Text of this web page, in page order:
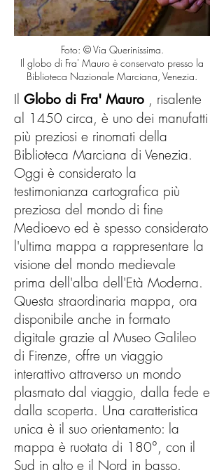
perduti. Il dibattito storiografico
rimane aperto.
Nel corso dei secoli, la storia del
viaggio di Querini è stata
tradotta e ripubblicata numerose
volte, attingendo sia ai
manoscritti originali che alla
versione di Ramusio. Tra le
traduzioni basate direttamente sui
manoscritti, troviamo l'edizione
francese moderna del 2005 di
Claire Judde de Larivière
(Naufragés, Anacharsis); un
adattamento italiano del 2007 di
Paolo Nelli (Il naufragio della
Querina, Nutrimenti Mare); la
trascrizione letterale italiana del
2019 di Angela Pluda (Infelice e
sventurata coca Querina, Ed.
Viella); e la prima traduzione
inglese di entrambe le versioni
Foto: © Via Querinissima.
Il globo di Fra' Mauro è conservato presso la
Biblioteca Nazionale Marciana, Venezia.
Il Globo di Fra' Mauro , risalente
al 1450 circa, è uno dei manufatti
più preziosi e rinomati della
Biblioteca Marciana di Venezia.
Oggi è considerato la
testimonianza cartografica più
preziosa del mondo di fine
Medioevo ed è spesso considerato
l'ultima mappa a rappresentare la
visione del mondo medievale
prima dell'alba dell'Età Moderna.
Questa straordinaria mappa, ora
disponibile anche in formato
digitale grazie al Museo Galileo
di Firenze, offre un viaggio
interattivo attraverso un mondo
plasmato dal viaggio, dalla fede e
dalla scoperta. Una caratteristica
unica è il suo orientamento: la
mappa è ruotata di 180°, con il
Sud in alto e il Nord in basso.